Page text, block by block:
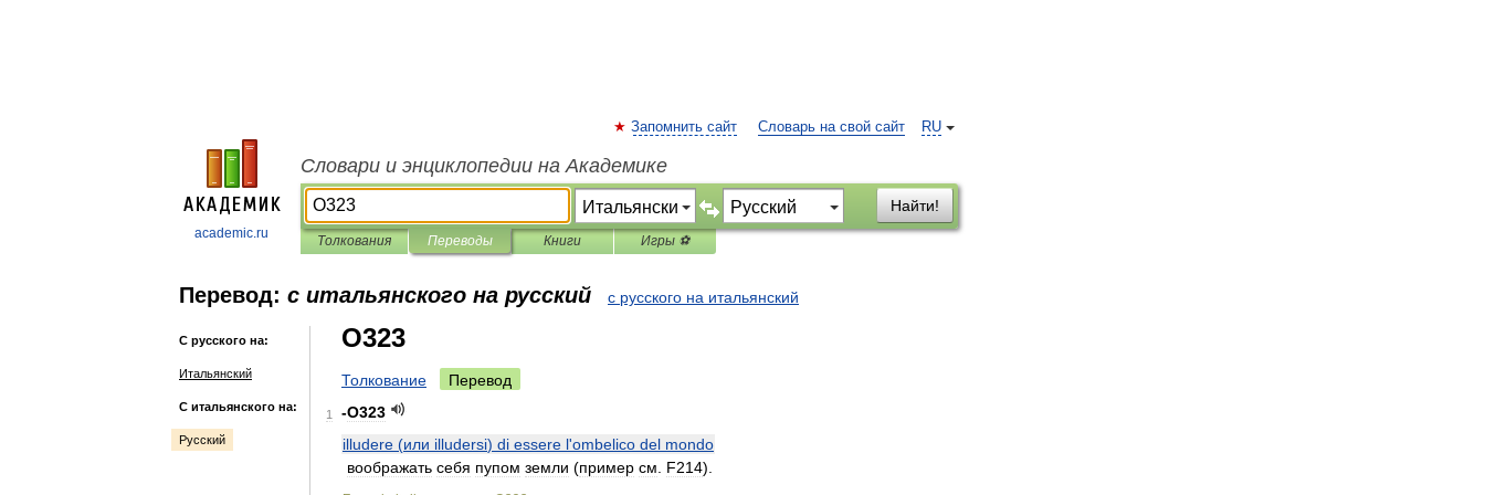
academic.ru
RU
Запомнить сайт Словарь на свой сайт
Словари и энциклопедии на Академике
Найти!
Толкования Переводы Книги Игры ⚽
Перевод: с итальянского на русский с русского на итальянский
С русского на:
Итальянский
С итальянского на:
Русский
O323
Толкование Перевод
1 -O323
illudere (или illudersi) di essere l'ombelico del mondo
воображать себя пупом земли (пример см F214).